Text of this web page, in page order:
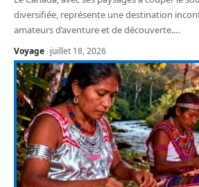
diversifiée, représente une destination
amateurs d’aventure et de découverte.…
Voyage juillet 18, 2026